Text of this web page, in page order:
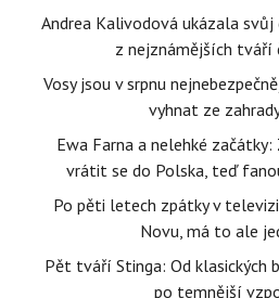
Andrea Kalivodová ukázala
z nejznámějších tváří
Vosy jsou v srpnu
vyhnat ze
Ewa Farna a nelehké
vrátit se do Polska, teď
Po pěti letech zpátky v
Novu, má to ale
Pět tváří Stinga: Od klasických
po temnější